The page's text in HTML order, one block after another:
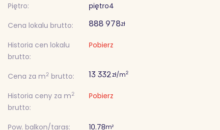
Piętro: piętro4
Cena lokalu brutto:
888 978zł
Historia cen lokalu
brutto:
Pobierz
Cena za m2 brutto: 13 332zł/m2
Historia ceny za m2
brutto:
Pobierz
Pow. balkon/taras: 10.78m²